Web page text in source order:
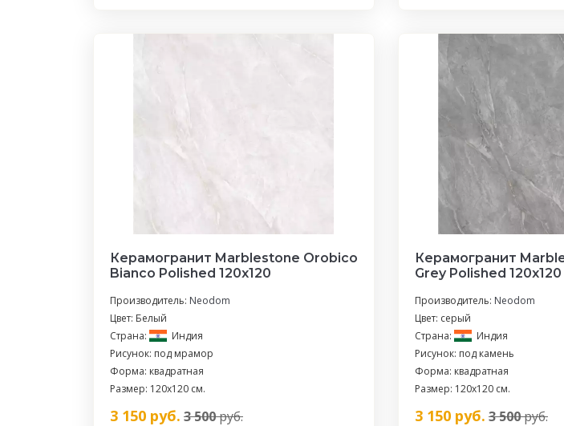
Керамогранит Marblestone Orobico
Bianco Polished 120x120
Производитель: Neodom
Цвет: Белый
Страна:
Индия
Рисунок: под мрамор
Форма: квадратная
Размер: 120x120 см.
3 150 руб. 3 500руб.
Керамогранит
Grey Polished 120x120
Производитель: Neodom
Цвет: серый
Страна:
Индия
Рисунок: под камень
Форма: квадратная
Размер: 120x120 см.
3 150руб. 3 500руб.